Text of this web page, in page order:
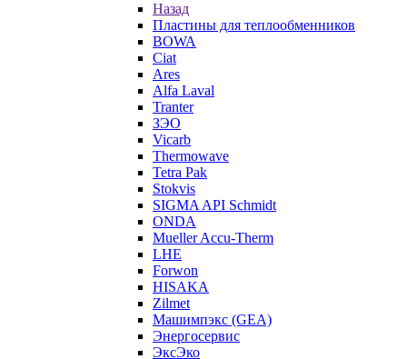
Назад
Пластины для теплообменников
BOWA
Ciat
Ares
Alfa Laval
Tranter
ЗЭО
Vicarb
Thermowave
Tetra Pak
Stokvis
SIGMA API Schmidt
ONDA
Mueller Accu-Therm
LHE
Forwon
HISAKA
Zilmet
Машимпэкс (GEA)
Энергосервис
ЭксЭко